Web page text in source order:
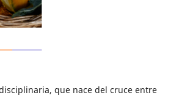
que nace del cruce entre